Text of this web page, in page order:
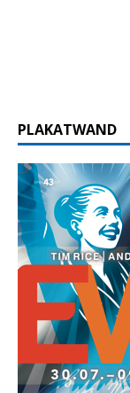
PLAKATWAND